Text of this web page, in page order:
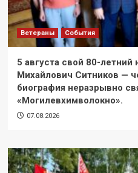
Ветераны События
5 августа свой 80-
Михайлович Ситников —
биография неразрывно
«Могилевхимволокно».
07.08.2026